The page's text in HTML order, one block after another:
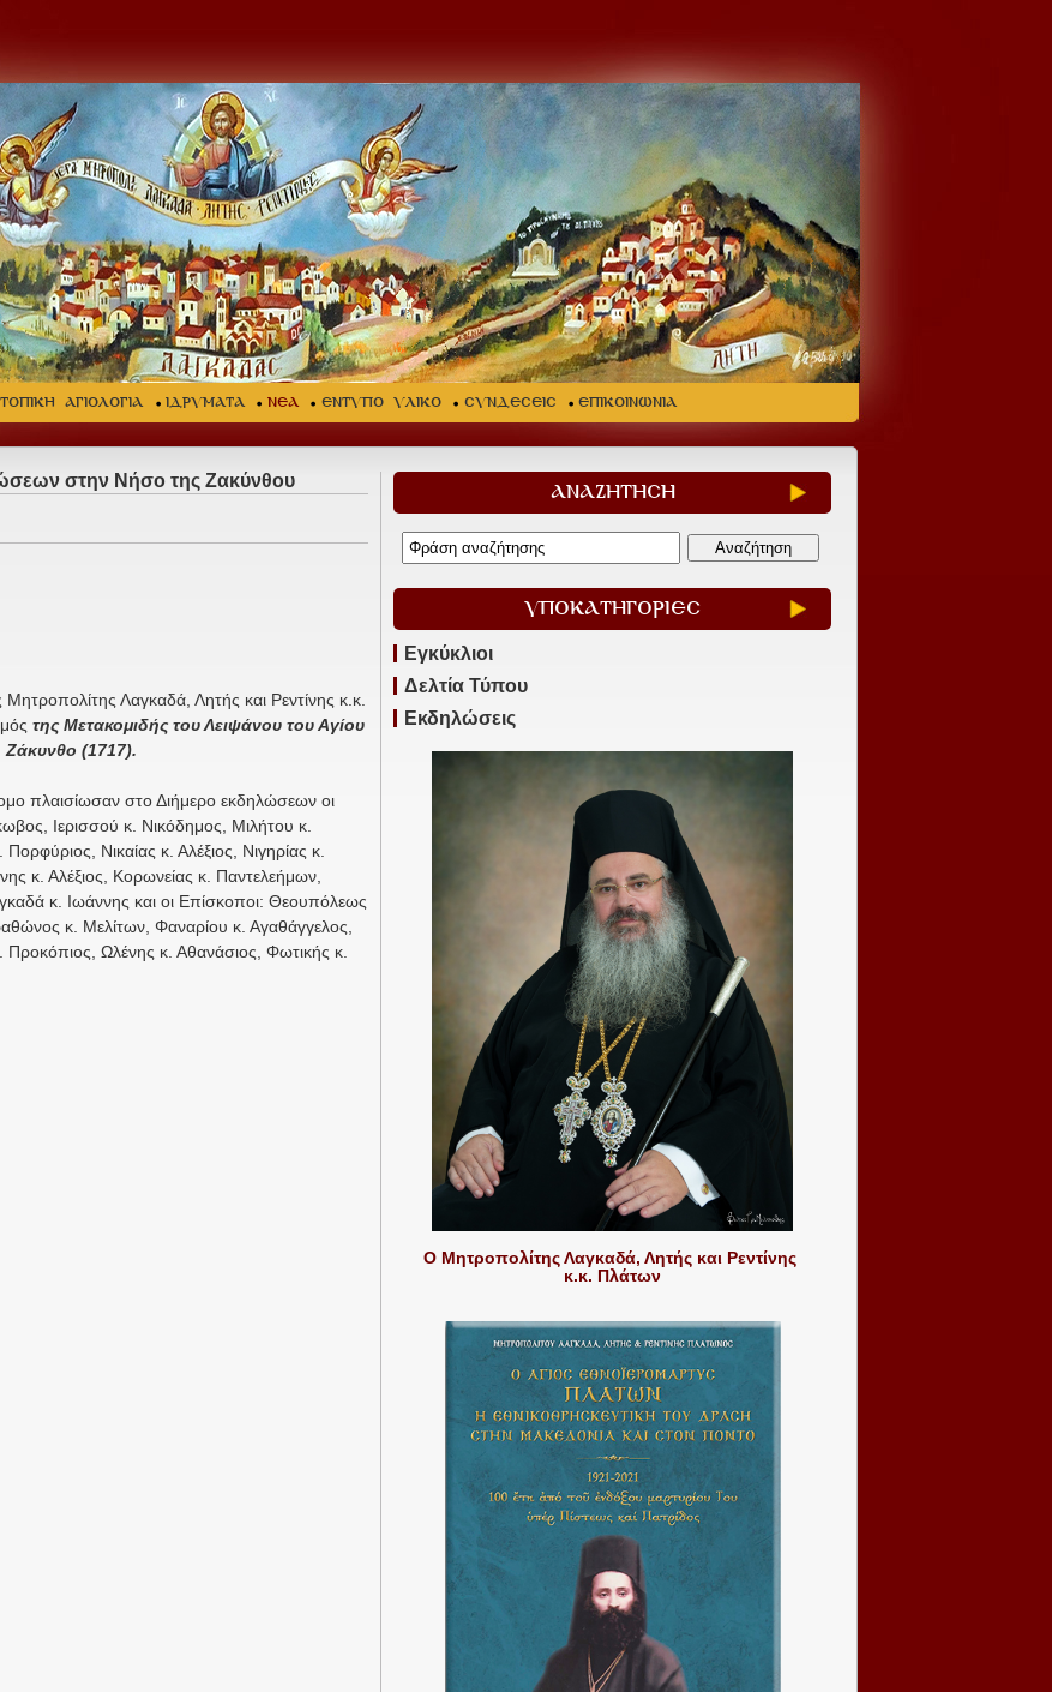
ΤΟΠΙΚΗ ΑΓΙΟΛΟΓΙΑ ΙΔΡΥΜΑΤΑ ΝΕΑ ΕΝΤΥΠΟ ΥΛΙΚΟ ΣΥΝΔΕΣΕΙΣ ΕΠΙΚΟΙΝΩΝΙΑ
στην Νήσο της Ζακύνθου
Μητροπολίτης Λαγκαδά, Λητής και Ρεντίνης κ.κ.
της Μετακομιδής του Λειψάνου του Αγίου
Ζάκυνθο (1717).
πλαισίωσαν στο Διήμερο εκδηλώσεων οι
Ιερισσού κ. Νικόδημος, Μιλήτου κ.
Νικαίας κ. Αλέξιος, Νιγηρίας κ.
κ. Αλέξιος, Κορωνείας κ. Παντελεήμων,
κ. Ιωάννης και οι Επίσκοποι: Θεουπόλεως
κ. Μελίτων, Φαναρίου κ. Αγαθάγγελος,
Ωλένης κ. Αθανάσιος, Φωτικής κ.
ΑΝΑΖΗΤΗΣΗ
ΥΠΟΚΑΤΗΓΟΡΙΕΣ
Εγκύκλιοι
Δελτία Τύπου
Εκδηλώσεις
Ο Μητροπολίτης Λαγκαδά, Λητής και Ρεντίνης
κ.κ. Πλάτων